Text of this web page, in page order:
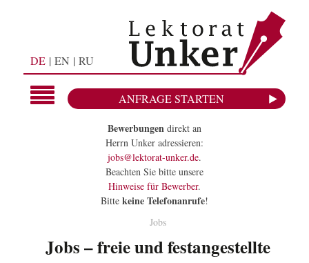
DE EN RU
ANFRAGE STARTEN
Bewerbungendirekt an
Herrn Unker adressieren:
jobs@lektorat-unker.de.
Beachten Sie bitte unsere
Hinweise für Bewerber.
Bitte keine Telefonanrufe!
Jobs
Jobs – freie und festangestellte